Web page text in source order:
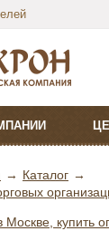
Каталог
купить